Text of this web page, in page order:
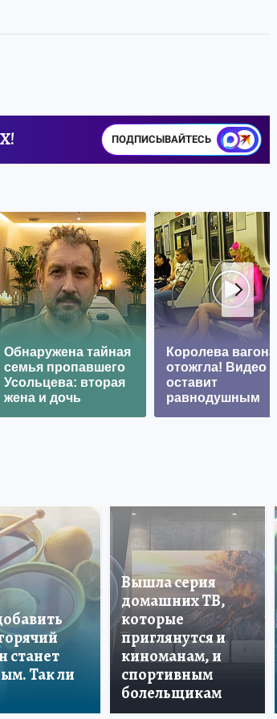
ПОДПИСЫВАЙТЕСЬ
Обнаружена тайная
семья пропавшего
Усольцева: вторая
жена и дочь
Королева вагона
отожгла! Видео
оставит
равнодушным
станет
Так ли
Вышла серия
домашних ТВ,
которые
приглянутся и
киноманам, и
спортивным
болельщикам